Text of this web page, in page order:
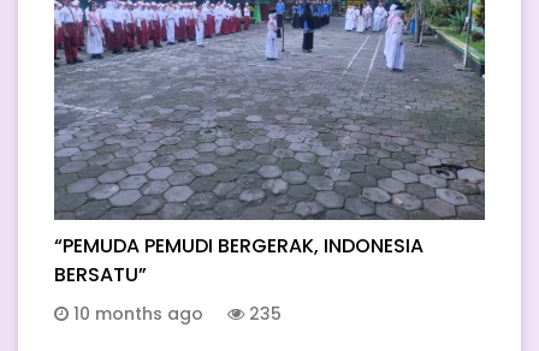
“PEMUDA PEMUDI BERGERAK, INDONESIA
BERSATU”
10 months ago 235